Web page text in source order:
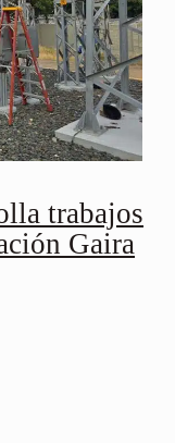
trabajos
Gaira